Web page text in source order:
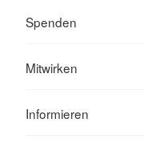
Spenden
Mitwirken
Informieren